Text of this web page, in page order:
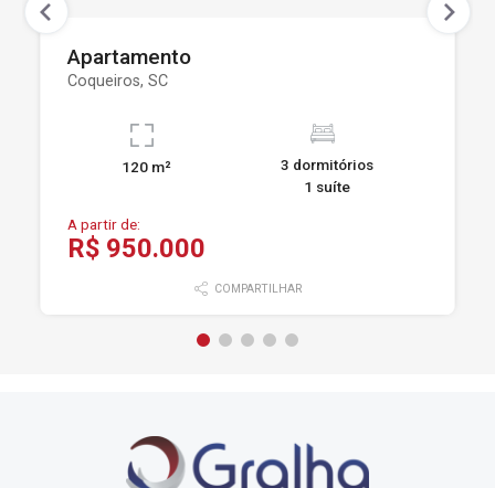
Apartamento
Coqueiros, SC
120 m²
3 dormitórios
1 suíte
A partir de:
R$ 950.000
COMPARTILHAR